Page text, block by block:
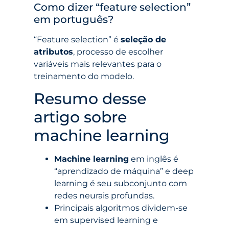
Como dizer “feature selection”
em português?
“Feature selection” é seleção de
atributos, processo de escolher
variáveis mais relevantes para o
treinamento do modelo.
Resumo desse
artigo sobre
machine learning
Machine learning em inglês é
“aprendizado de máquina” e deep
learning é seu subconjunto com
redes neurais profundas.
Principais algoritmos dividem-se
em supervised learning e